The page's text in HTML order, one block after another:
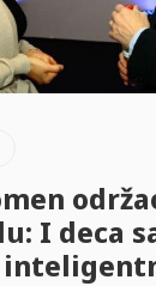
I deca